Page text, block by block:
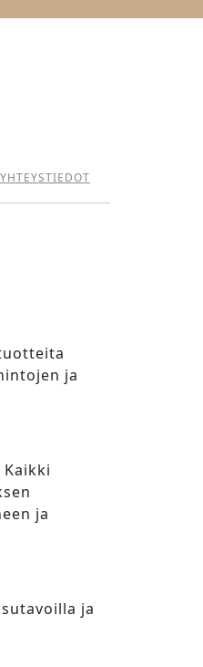
YHTEYSTIEDOT
ja
ja
ja